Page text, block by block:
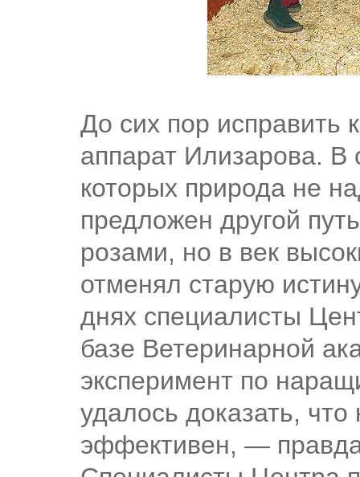
До сих пор исправить
аппарат Илизарова.
которых природа не
предложен другой
розами, но в век
отменял старую
днях специалисты
базе Ветеринарной
эксперимент по
удалось доказать,
эффективен, —